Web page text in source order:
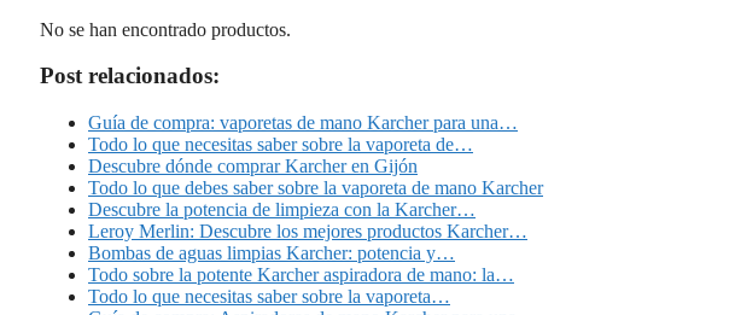
No se han encontrado productos.
Post relacionados:
Guía de compra: vaporetas de mano Karcher para una…
Todo lo que necesitas saber sobre la vaporeta de…
Descubre dónde comprar Karcher en Gijón
Todo lo que debes saber sobre la vaporeta de mano Karcher
Descubre la potencia de limpieza con la Karcher…
Leroy Merlin: Descubre los mejores productos Karcher…
Bombas de aguas limpias Karcher: potencia y…
Todo sobre la potente Karcher aspiradora de mano: la…
Todo lo que necesitas saber sobre la vaporeta…